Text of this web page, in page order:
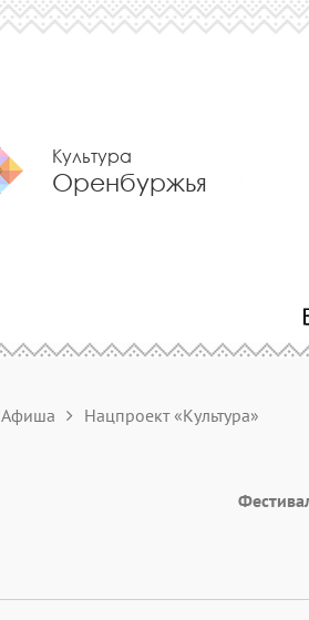
Культура
Оренбуржья
Афиша Нацпроект «Культура»